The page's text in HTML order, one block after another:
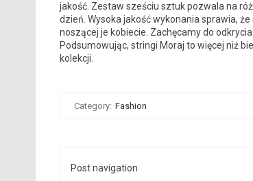
jakość. Zestaw sześciu sztuk pozwala na
dzień. Wysoka jakość wykonania sprawia,
noszącej je kobiecie. Zachęcamy do
Podsumowując, stringi Moraj to więcej niż
kolekcji.
Category: Fashion
Post navigation